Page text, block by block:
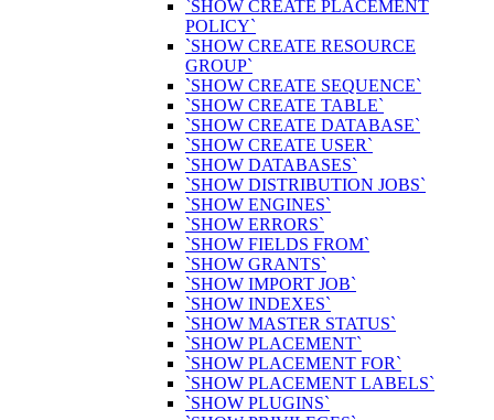
`SHOW CREATE PLACEMENT
POLICY`
`SHOW CREATE RESOURCE
GROUP`
`SHOW CREATE SEQUENCE`
`SHOW CREATE TABLE`
`SHOW CREATE DATABASE`
`SHOW CREATE USER`
`SHOW DATABASES`
`SHOW DISTRIBUTION JOBS`
`SHOW ENGINES`
`SHOW ERRORS`
`SHOW FIELDS FROM`
`SHOW GRANTS`
`SHOW IMPORT JOB`
`SHOW INDEXES`
`SHOW MASTER STATUS`
`SHOW PLACEMENT`
`SHOW PLACEMENT FOR`
`SHOW PLACEMENT LABELS`
`SHOW PLUGINS`